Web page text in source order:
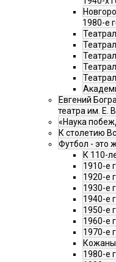
1980-е
Евгений
театра им. Е.
«Наука
К столетию
Футбол - это
К 110-
1910-е
1920-е
1930-е
1940-е
1950-е
1960-е
1970-е
1980-е